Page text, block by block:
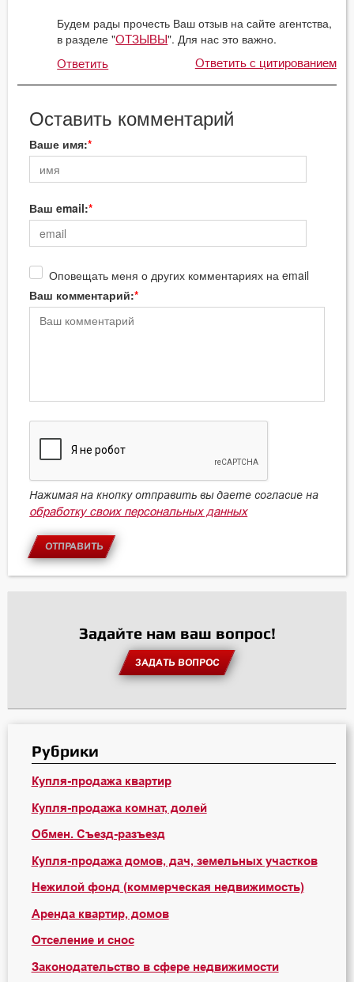
Будем рады прочесть Ваш отзыв на сайте агентства,
в разделе "ОТЗЫВЫ". Для нас это важно.
Ответить Ответить с цитированием
Оставить комментарий
Ваше имя:
Ваш email:
Оповещать меня о других комментариях на email
Ваш комментарий:
Нажимая на кнопку отправить вы даете согласие на
обработку своих персональных данных
ОТПРАВИТЬ
Задайте нам ваш вопрос!
ЗАДАТЬ ВОПРОС
Рубрики
Купля-продажа квартир
Купля-продажа комнат, долей
Обмен. Съезд-разъезд
Купля-продажа домов, дач, земельных участков
Нежилой фонд (коммерческая недвижимость)
Аренда квартир, домов
Отселение и снос
Законодательство в сфере недвижимости